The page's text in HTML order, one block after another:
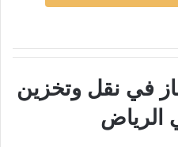
في نقل وتخزين
الرياض